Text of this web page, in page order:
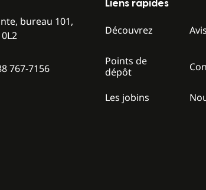
bureau 101,
767-7156
Liens rapides
Découvrez
Points de
dépôt
Les jobins